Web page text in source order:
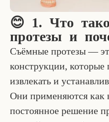
😊 1. Что
протезы и
Съёмные протезы —
конструкции,
извлекать и
Они применяются как
постоянное решение